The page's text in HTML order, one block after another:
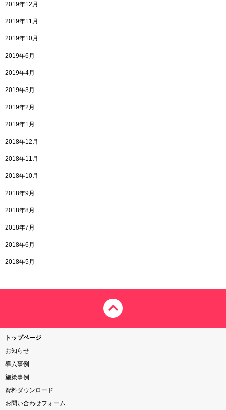
2019年12月
2019年11月
2019年10月
2019年6月
2019年4月
2019年3月
2019年2月
2019年1月
2018年12月
2018年11月
2018年10月
2018年9月
2018年8月
2018年7月
2018年6月
2018年5月
トップページ
お知らせ
導入事例
施策事例
資料ダウンロード
お問い合わせフォーム